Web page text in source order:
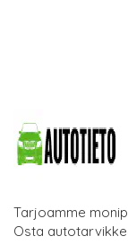
Tarjoamme
Osta